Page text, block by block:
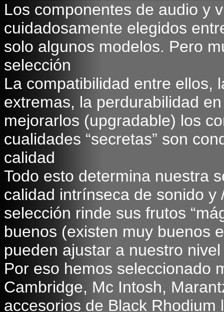
Los componentes de audio y
cuidadosamente elegidos
solo algunos modelos. Pero
selección
La compatibilidad entre ellos,
extremas, la perdurabilidad
mejorarlos (upgradable) los
cualidades “secretas” son
calidad
Todo esto determina nuestra
calidad intrínseca de sonido
selección rinde sus frutos
buenos (existen muy buenos
pueden ajustar a nuestro
Por eso hemos seleccionado
Cambridge, Mc Intosh,
accesorios de Black